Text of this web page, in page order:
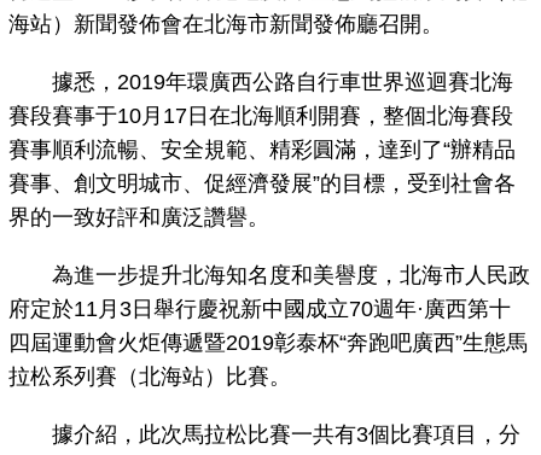
海站）新聞發佈會在北海市新聞發佈廳召開。
據悉，2019年環廣西公路自行車世界巡迴賽北海
賽段賽事于10月17日在北海順利開賽，整個北海賽段
賽事順利流暢、安全規範、精彩圓滿，達到了“辦精品
賽事、創文明城市、促經濟發展”的目標，受到社會各
界的一致好評和廣泛讚譽。
為進一步提升北海知名度和美譽度，北海市人民政
府定於11月3日舉行慶祝新中國成立70週年·廣西第十
四屆運動會火炬傳遞暨2019彰泰杯“奔跑吧廣西”生態馬
拉松系列賽（北海站）比賽。
據介紹，此次馬拉松比賽一共有3個比賽項目，分